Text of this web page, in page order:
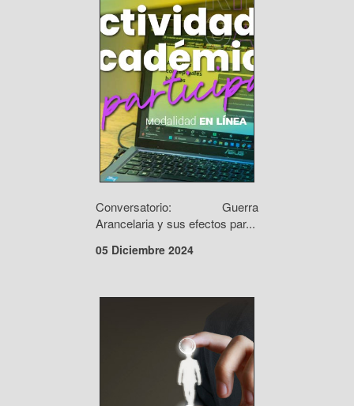
Conversatorio: Guerra
Arancelaria y sus efectos par...
05 Diciembre 2024